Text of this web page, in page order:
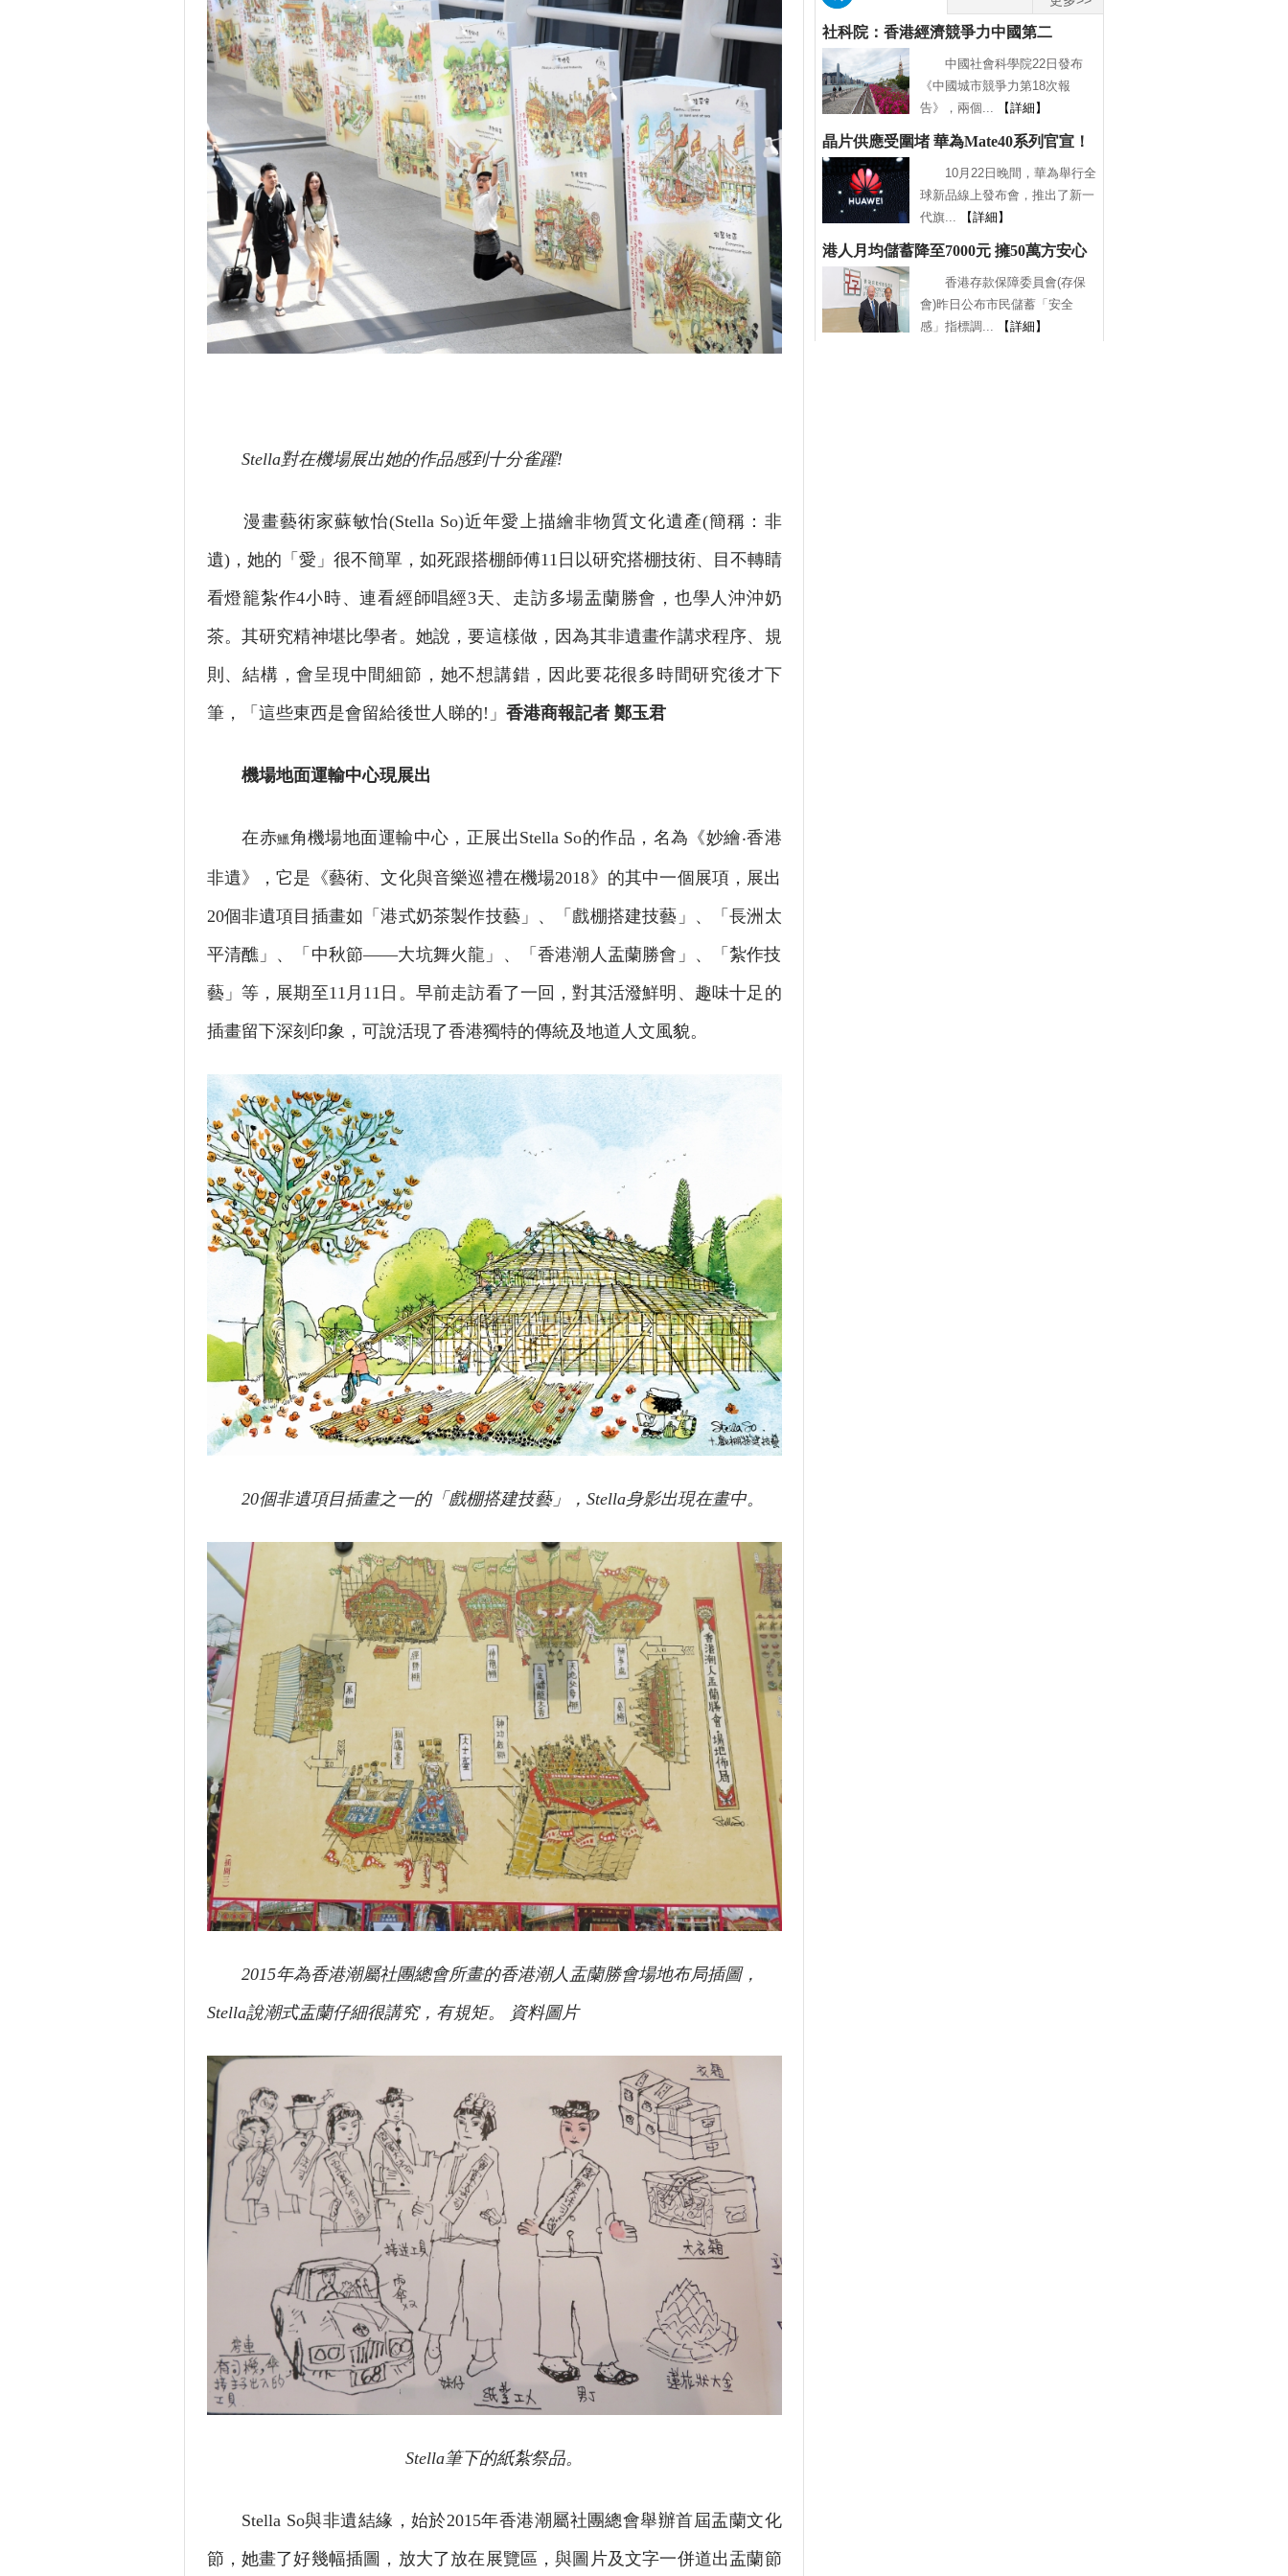
Stella對在機場展出她的作品感到十分雀躍!
漫畫藝術家蘇敏怡(Stella So)近年愛上描繪非物質文化遺產(簡稱：非
遺)，她的「愛」很不簡單，如死跟搭棚師傅11日以研究搭棚技術、目不轉睛
看燈籠紮作4小時、連看經師唱經3天、走訪多場盂蘭勝會，也學人沖沖奶
茶。其研究精神堪比學者。她說，要這樣做，因為其非遺畫作講求程序、規
則、結構，會呈現中間細節，她不想講錯，因此要花很多時間研究後才下
筆，「這些東西是會留給後世人睇的!」 香港商報記者 鄭玉君
機場地面運輸中心現展出
在赤鱲角機場地面運輸中心，正展出Stella So的作品，名為《妙繪‧香港
非遺》，它是《藝術、文化與音樂巡禮在機場2018》的其中一個展項，展出
20個非遺項目插畫如「港式奶茶製作技藝」、「戲棚搭建技藝」、「長洲太
平清醮」、「中秋節——大坑舞火龍」、「香港潮人盂蘭勝會」、「紮作技
藝」等，展期至11月11日。早前走訪看了一回，對其活潑鮮明、趣味十足的
插畫留下深刻印象，可說活現了香港獨特的傳統及地道人文風貌。
20個非遺項目插畫之一的「戲棚搭建技藝」，Stella身影出現在畫中。
2015年為香港潮屬社團總會所畫的香港潮人盂蘭勝會場地布局插圖，
Stella說潮式盂蘭仔細很講究，有規矩。 資料圖片
Stella筆下的紙紮祭品。
Stella So與非遺結緣，始於2015年香港潮屬社團總會舉辦首屆盂蘭文化
節，她畫了好幾幅插圖，放大了放在展覽區，與圖片及文字一併道出盂蘭節